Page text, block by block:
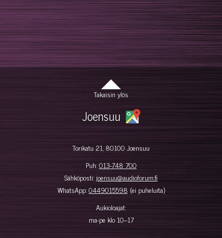
Takaisin ylös
Joensuu
Torikatu 21, 80100 Joensuu
Puh:013-748 700
Sähköposti: joensuu@audioforum.fi
WhatsApp:0449015598 (ei puheluita)
Aukioloajat:
ma-pe klo 10–17